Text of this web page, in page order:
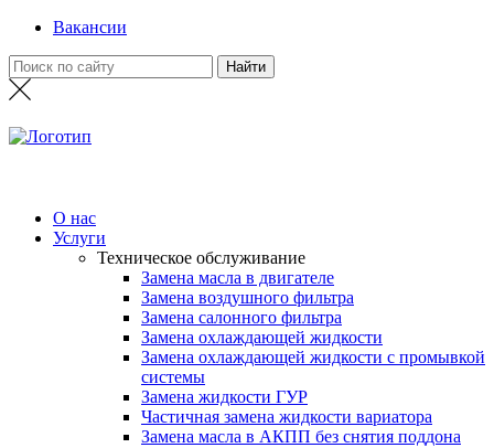
Вакансии
О нас
Услуги
Техническое обслуживание
Замена масла в двигателе
Замена воздушного фильтра
Замена салонного фильтра
Замена охлаждающей жидкости
Замена охлаждающей жидкости с промывкой
системы
Замена жидкости ГУР
Частичная замена жидкости вариатора
Замена масла в АКПП без снятия поддона